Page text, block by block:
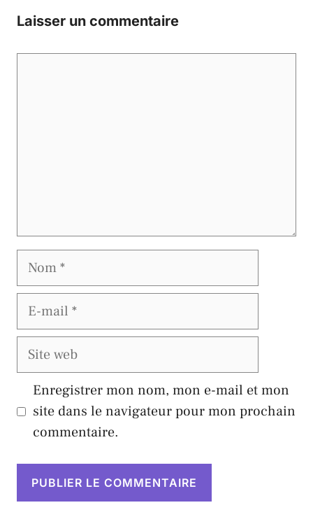
Laisser un commentaire
Nom
E-
Site
Enregistrer mon nom, mon e-mail et mon
site dans le navigateur pour mon prochain
commentaire.